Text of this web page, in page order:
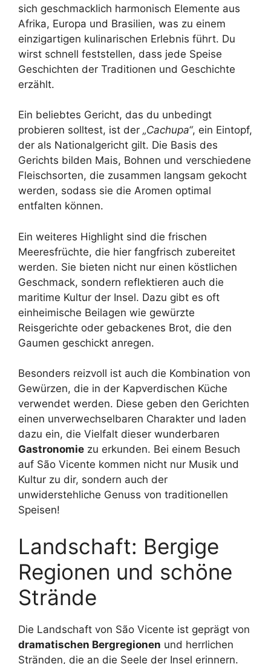
sich geschmacklich harmonisch Elemente aus
Afrika, Europa und Brasilien, was zu einem
einzigartigen kulinarischen Erlebnis führt. Du
wirst schnell feststellen, dass jede Speise
Geschichten der Traditionen und Geschichte
erzählt.
Ein beliebtes Gericht, das du unbedingt
probieren solltest, ist der „Cachupa“, ein Eintopf,
der als Nationalgericht gilt. Die Basis des
Gerichts bilden Mais, Bohnen und verschiedene
Fleischsorten, die zusammen langsam gekocht
werden, sodass sie die Aromen optimal
entfalten können.
Ein weiteres Highlight sind die frischen
Meeresfrüchte, die hier fangfrisch zubereitet
werden. Sie bieten nicht nur einen köstlichen
Geschmack, sondern reflektieren auch die
maritime Kultur der Insel. Dazu gibt es oft
einheimische Beilagen wie gewürzte
Reisgerichte oder gebackenes Brot, die den
Gaumen geschickt anregen.
Besonders reizvoll ist auch die Kombination von
Gewürzen, die in der Kapverdischen Küche
verwendet werden. Diese geben den Gerichten
einen unverwechselbaren Charakter und laden
dazu ein, die Vielfalt dieser wunderbaren
Gastronomie zu erkunden. Bei einem Besuch
auf São Vicente kommen nicht nur Musik und
Kultur zu dir, sondern auch der
unwiderstehliche Genuss von traditionellen
Speisen!
Landschaft: Bergige
Regionen und schöne
Strände
Die Landschaft von São Vicente ist geprägt von
dramatischen Bergregionen und herrlichen
Stränden, die an die Seele der Insel erinnern.